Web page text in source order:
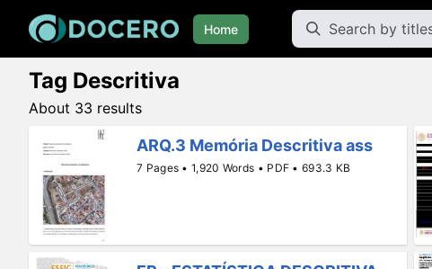
Home
Tag Descritiva
About 33 results
ARQ.3 Memória Descritiva ass
7 Pages • 1,920 Words • PDF • 693.3 KB